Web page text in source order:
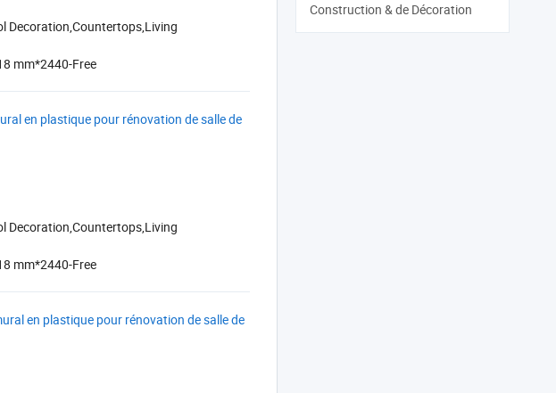
Decoration,Countertops,Living
mm*2440-Free
en plastique pour rénovation de salle de
Decoration,Countertops,Living
mm*2440-Free
en plastique pour rénovation de salle de
Construction & de Décoration